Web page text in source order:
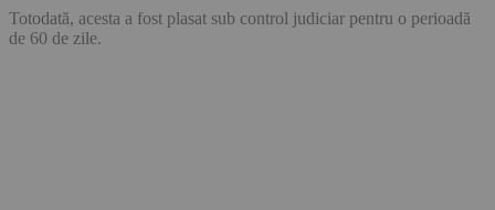
Totodată, acesta a fost plasat sub control judiciar pentru o perioadă
de 60 de zile.